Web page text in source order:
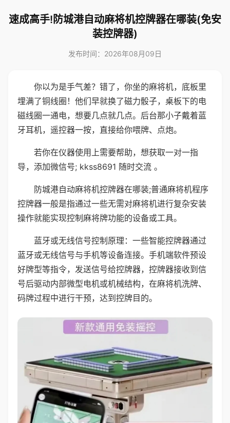
速成高手!防城港自动麻将机控牌器在哪装(免安
装控牌器)
发布时间：2026年08月09日
你以为是手气差？错了，你坐的麻将机，底板里
埋满了铜线圈！他们早就换了磁力骰子，桌板下的电
磁线圈一通电，想要几点就几点。后台那小子戴着蓝
牙耳机，遥控器一按，直接给你喂牌、点炮。
若你在仪器使用上需要帮助，想获取一对一指
导，添加微信号; kkss8691 随时交流 。
防城港自动麻将机控牌器在哪装;普通麻将机程序
控牌器一般是指通过一些无需对麻将机进行复杂安装
操作就能实现控制麻将牌功能的设备或工具。
蓝牙或无线信号控制原理：一些智能控牌器通过
蓝牙或无线信号与手机等设备连接。手机端软件预设
好牌型等指令，发送信号给控牌器，控牌器接收到信
号后驱动内部微型电机或机械结构，在麻将机洗牌、
码牌过程中进行干预，达到控牌目的。